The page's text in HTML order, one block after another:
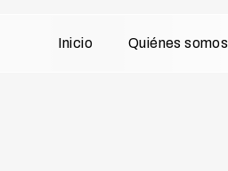
Inicio Quiénes somos